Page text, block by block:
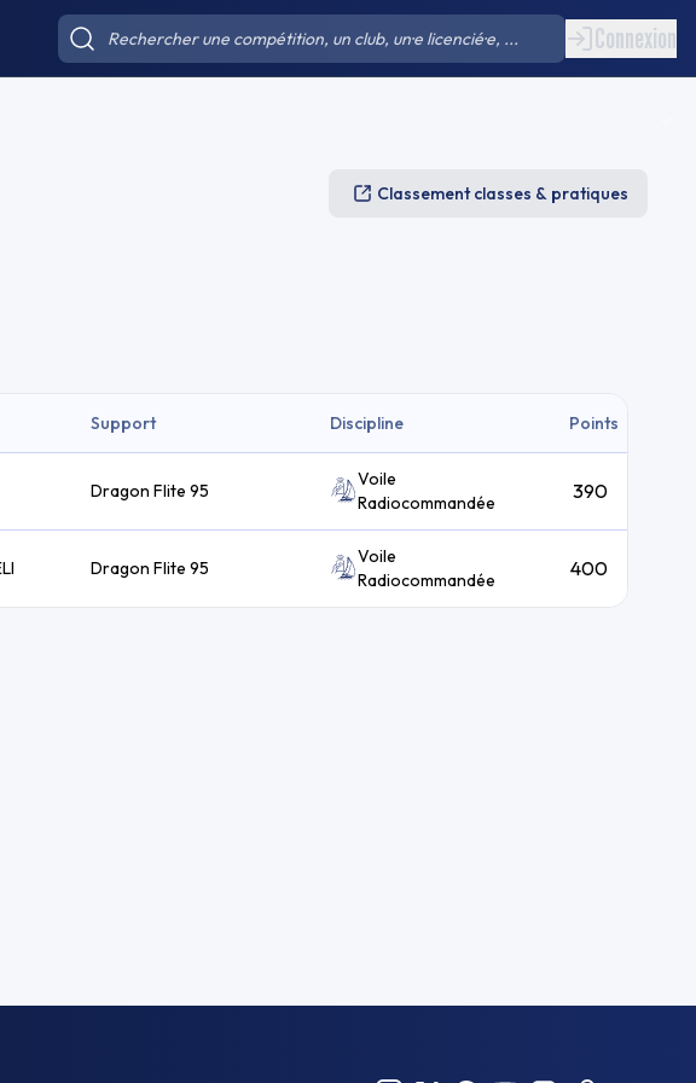
Connexion
Classement classes & pratiques
Support Discipline Points
Dragon Flite 95
Voile
Radiocommandée
390
Dragon Flite 95
Voile
Radiocommandée
400